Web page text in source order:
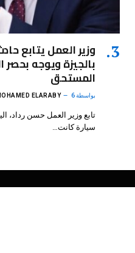
وزير العمل يتابع
بالجيزة ويوجه بحصر
المستحق
بواسطة ELARABY 6 أغسطس، 2026
تابع وزير العمل حسن رداد،
سيارة كانت…